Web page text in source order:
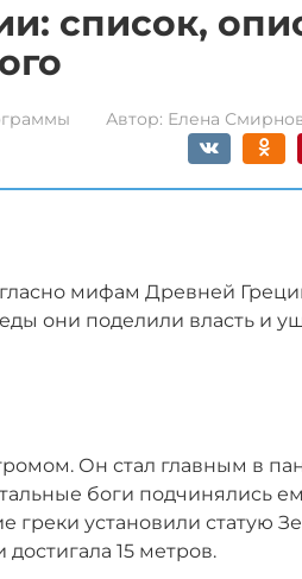
список,
Автор: Елена
мифам Древней
они поделили власть и
Он стал главным в
боги подчинялись
установили статую
15 метров.